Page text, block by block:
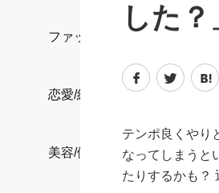
ファッション
恋愛/結婚/離婚
美容/健康
した
テンポ良くやり
なってしまうと
たりするかも？